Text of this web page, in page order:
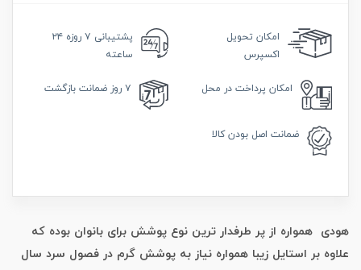
امکان تحویل
اکسپرس
پشتیبانی
۷ روزه ۲۴
ساعته
امکان پرداخت در محل ۷ روز ضمانت بازگشت
ضمانت اصل بودن کالا
هودی همواره از پر طرفدار ترین نوع پوشش برای بانوان بوده که
علاوه بر استایل زیبا همواره نیاز به پوشش گرم در فصول سرد سال